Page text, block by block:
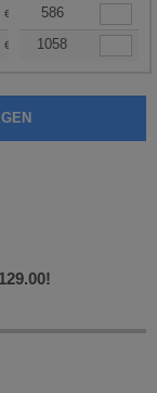
€ +
586
€ +
1058